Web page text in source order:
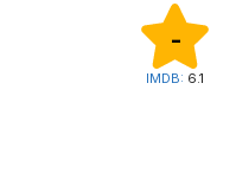
-
IMDB: 6.1